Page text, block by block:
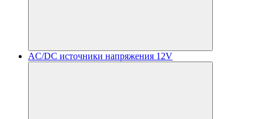
AC/DC источники напряжения 12V